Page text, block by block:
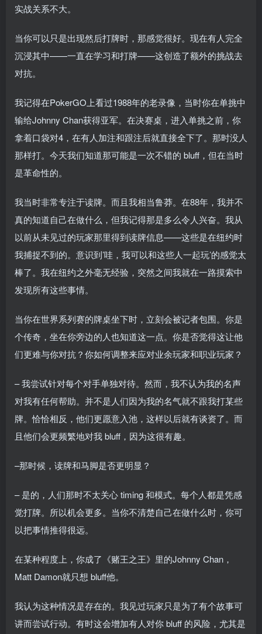
实战关系不大。
当你可以只是出现然后打牌时，那感觉很好。现在有人完全
沉浸其中——一直在学习和打牌——这创造了额外的挑战去
对抗。
我记得在PokerGO上看过1988年的老录像，当时你在单挑中
输给Johnny Chan获得亚军。在决赛桌，进入单挑之前，你
拿着口袋对4，在有人加注和跟注后就直接全下了。那时没人
那样打。今天我们知道那可能是一次不错的 bluff，但在当时
是革命性的。
我当时非常专注于读牌。而且我相当鲁莽。在88年，我并不
真的知道自己在做什么，但我记得那是多么令人兴奋。我从
以前从未见过的玩家那里得到读牌信息——这些是在纽约时
我捕捉不到的。意识到’哇，我可以和这些人一起玩’的感觉太
棒了。我在纽约之外毫无经验，突然之间我就在一路摸索中
发现所有这些事情。
当你在世界系列赛的牌桌坐下时，立刻会被记者包围。你是
个传奇，坐在你旁边的人也知道这一点。你是否觉得这让他
们更难与你对抗？你如何调整来应对业余玩家和职业玩家？
– 我尝试针对每个对手单独对待。然而，我不认为我的名声
对我有任何帮助。并不是人们因为我的名气就不跟我打某些
牌。恰恰相反，他们更愿意入池，这样以后就有谈资了。而
且他们会更频繁地对我 bluff，因为这很有趣。
–那时候，读牌和马脚是否更明显？
– 是的，人们那时不太关心 timing 和模式。每个人都是凭感
觉打牌。所以机会更多。当你不清楚自己在做什么时，你可
以把事情推得很远。
在某种程度上，你成了《赌王之王》里的Johnny Chan，
Matt Damon就只想 bluff他。
我认为这种情况是存在的。我见过玩家只是为了有个故事可
讲而尝试行动。有时这会增加有人对你 bluff 的风险，尤其是